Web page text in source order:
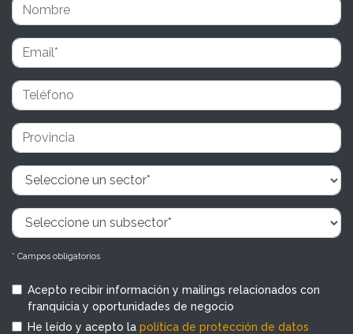
* Campos obligatorios
Acepto recibir información y mailings relacionados con
franquicia y oportunidades de negocio
He leído y acepto la política de protección de datos